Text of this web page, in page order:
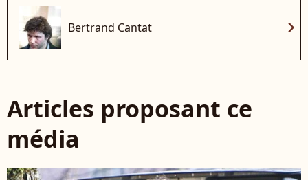
Bertrand Cantat chevron_right
Articles proposant ce
média